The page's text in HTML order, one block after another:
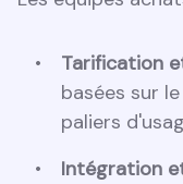
Tarification
basées sur
paliers
Intégration